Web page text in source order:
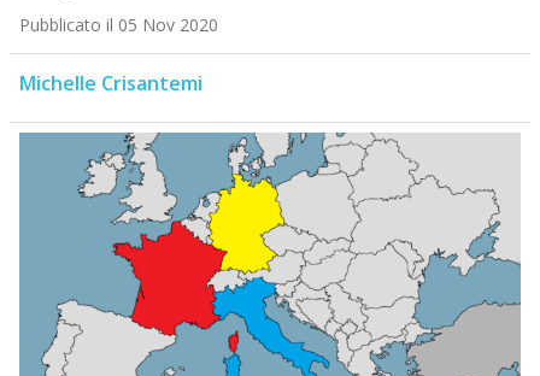
Pubblicato il 05 Nov 2020
Michelle Crisantemi